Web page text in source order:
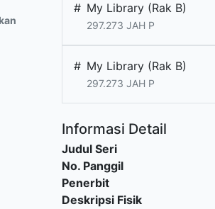
# My Library (Rak B)
297.273 JAH P
# My Library (Rak B)
297.273 JAH P
Informasi Detail
Judul Seri
No. Panggil
Penerbit
Deskripsi Fisik